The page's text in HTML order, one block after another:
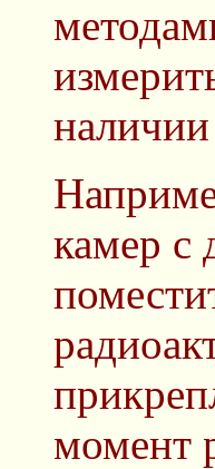
камер с
момент